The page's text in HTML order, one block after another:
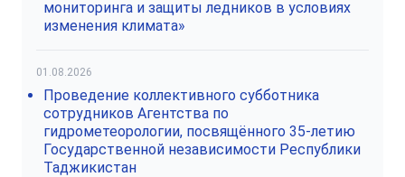
мониторинга и защиты ледников в условиях
изменения климата»
01.08.2026
Проведение коллективного субботника
сотрудников Агентства по
гидрометеорологии, посвящённого 35-летию
Государственной независимости Республики
Таджикистан